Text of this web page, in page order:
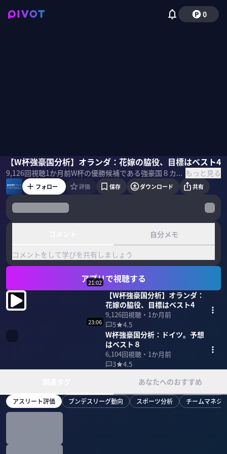
0
【W杯強豪国分析】オランダ：花嫁の脇役、目標はベスト4
9,126回視聴1か月前 W杯の優勝候補である強豪国８カ国（フランス、スペイン、イングランド、ブラジル、アルゼンチン、ドイツ、ポルトガル、オランダ）。その戦術、特徴、フォーメーション、優勝の可能性を分析する。 ＜ゲスト＞ ミムラユウスケ｜スポーツライター 2006年7月にスポーツライターとしての活動をはじめ、2009年1月にドイツへ渡る。ドイツを中心にヨーロッパで取材。2016年9月22日より、拠点を再び日本に移す。 ＜目次＞ もっと見る
ミムラユウスケ佐々木紀彦
フォロー 評価 保存 ダウンロード 共有
自分メモ
コメントをして学びを共有しましょう
アプリで視聴する
21:02
【W杯強豪国分析】オランダ：
花嫁の脇役、目標はベスト4
9,126回視聴・ 1か月前
5
4.5
23:06
W杯強豪国分析：ドイツ。予想
はベスト８
6,104回視聴・ 1か月前
3
4.5
あなたへのおすすめ
アスリート評価 ブンデスリーグ動向 スポーツ分析 チームマネジ